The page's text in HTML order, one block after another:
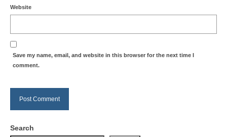
Website
Save my name, email, and website in this browser for the next time I
comment.
Search